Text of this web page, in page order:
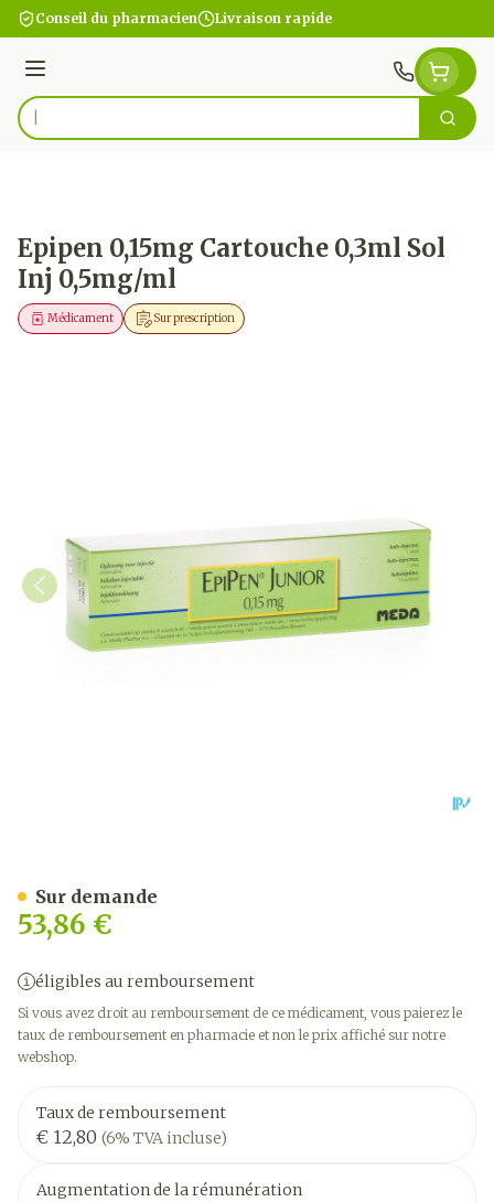
Aller au contenu
Conseil du pharmacien Livraison rapide
Menu
Rechercher
Epipen 0,15mg Cartouche 0,3ml Sol
Inj 0,5mg/ml
Sur prescription
Médicament
53,86 €
éligibles au remboursement
Si vous avez droit au remboursement de ce médicament, vous paierez le
taux de remboursement en pharmacie et non le prix affiché sur notre
webshop.
Taux de remboursement
€ 12,80 (6% TVA incluse)
Augmentation de la rémunération
Sur demande